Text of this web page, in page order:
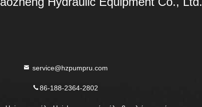
service@hzpumpru.com
86-188-2364-2802